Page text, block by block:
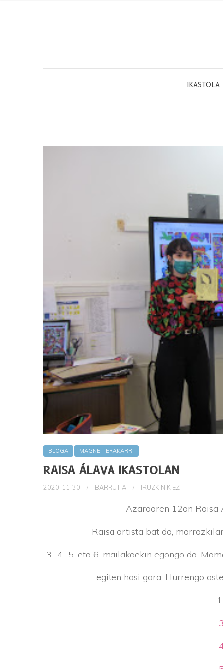
IKASTOLA
BLOGA MAGNET-ERAKARRI
RAISA ÁLAVA IKASTOLAN
2020-11-30 BARRUTIA IRUZKINIK EZ
Azaroaren 12an Raisa
Raisa artista bat da,
3., 4., 5. eta 6. mailakoekin egongo da.
egiten hasi gara. Hurrengo
-
-